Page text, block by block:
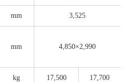
mm 3,525
mm 4,850×2,990
kg 17,500 17,700